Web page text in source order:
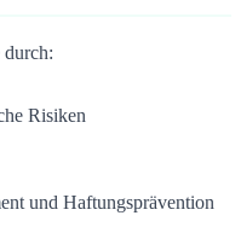
durch:
Risiken
und Haftungsprävention